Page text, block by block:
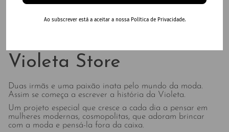
Violeta Store
Duas irmãs e uma paixão inata pelo mundo da moda.
Assim se começa a escrever a história da Violeta.
Um projeto especial que cresce a cada dia a pensar em
mulheres modernas, cosmopolitas, que adoram brincar
com a moda e pensá-la fora da caixa.
Ao subscrever está a aceitar a nossa Política de Privacidade.